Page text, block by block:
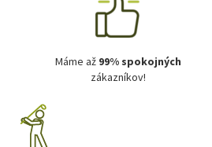
Máme až 99% spokojných
zákazníkov!